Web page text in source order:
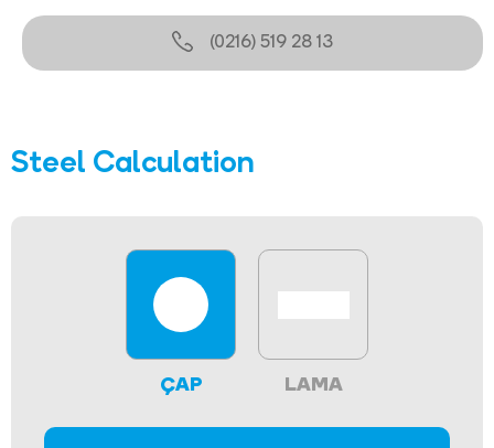
(0216) 519 28 13
Steel Calculation
ÇAP LAMA